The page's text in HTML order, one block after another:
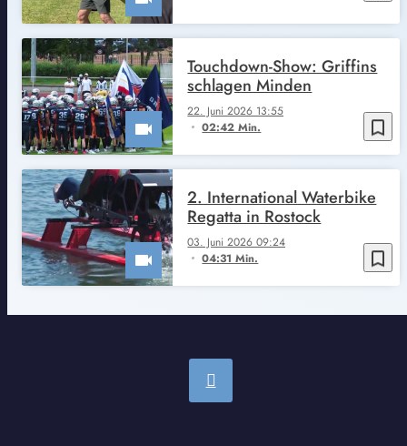
bookmark_border
22. Juni 2026 13:55
02:42 Min.
Touchdown-Show: Griffins
schlagen Minden
bookmark_border
03. Juni 2026 09:24
04:31 Min.
2. International Waterbike
Regatta in Rostock